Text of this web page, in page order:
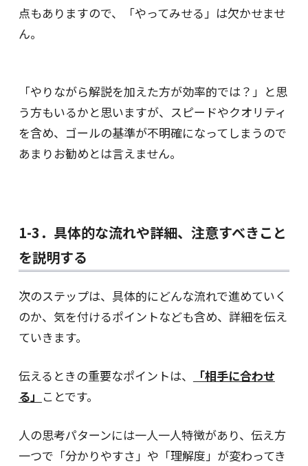
点もありますので、「やってみせる」は欠かせませ
ん。
「やりながら解説を加えた方が効率的では？」と思
う方もいるかと思いますが、スピードやクオリティ
を含め、ゴールの基準が不明確になってしまうので
あまりお勧めとは言えません。
1-3．具体的な流れや詳細、注意すべきこと
を説明する
次のステップは、具体的にどんな流れで進めていく
のか、気を付けるポイントなども含め、詳細を伝え
ていきます。
伝えるときの重要なポイントは、
「相手に合わせ
る」 ことです。
人の思考パターンには一人一人特徴があり、伝え方
一つで「分かりやすさ」や「理解度」が変わってき